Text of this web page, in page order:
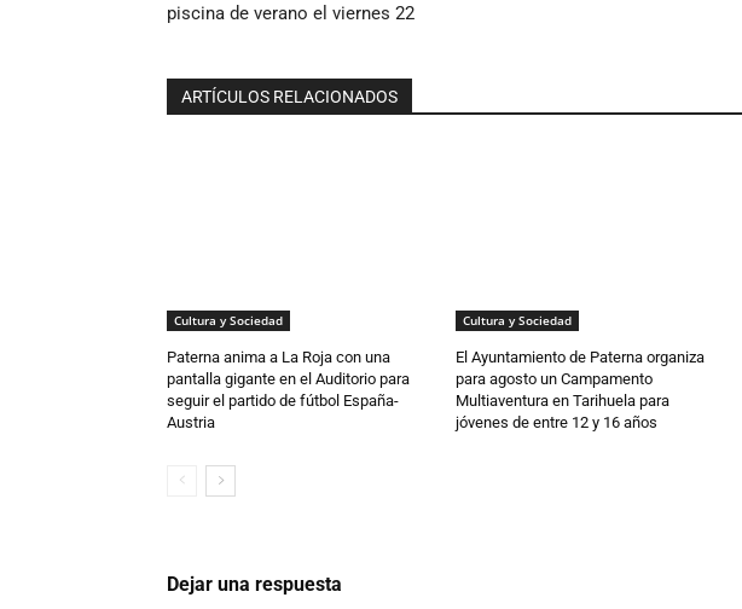
piscina de verano el viernes 22
ARTÍCULOS RELACIONADOS
Cultura y Sociedad
Paterna anima a La Roja con una
pantalla gigante en el Auditorio para
seguir el partido de fútbol España-
Austria
Cultura y Sociedad
El Ayuntamiento de Paterna organiza
para agosto un Campamento
Multiaventura en Tarihuela para
jóvenes de entre 12 y 16 años
Dejar una respuesta